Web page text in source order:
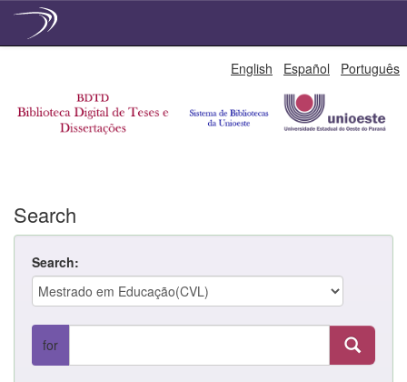
English Español Português
Search
Search:
for